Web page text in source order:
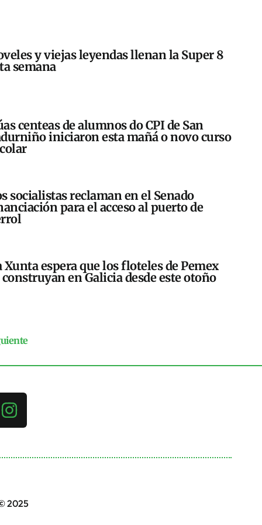
y viejas leyendas llenan la Super 8
semana
centeas de alumnos do CPI de San
iniciaron esta mañá o novo curso
socialistas reclaman en el Senado
para el acceso al puerto de
Xunta espera que los floteles de Pemex
construyan en Galicia desde este otoño
2025